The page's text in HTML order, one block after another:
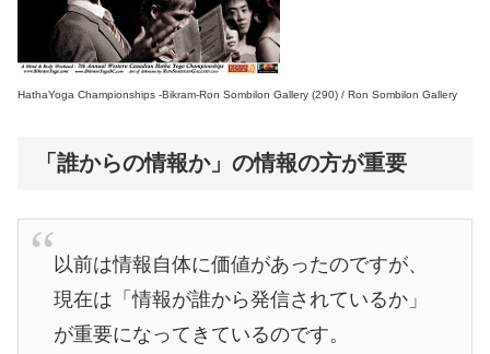
HathaYoga Championships -Bikram-Ron Sombilon Gallery (290) / Ron Sombilon Gallery
「誰からの情報か」の情報の方が重要
以前は情報自体に価値があったのですが、
現在は「情報が誰から発信されているか」
が重要になってきているのです。